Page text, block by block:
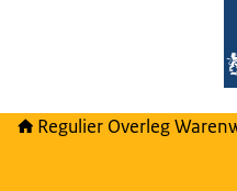
Regulier Overleg